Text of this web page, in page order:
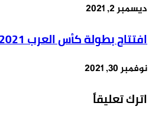
ديسمبر 2, 2021
افتتاح بطولة كأس العرب 2021 في قطر
نوفمبر 30, 2021
اترك تعليقاً